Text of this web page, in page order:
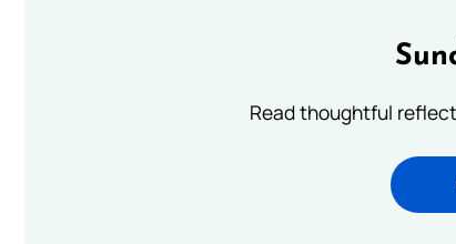
Read thoughtful